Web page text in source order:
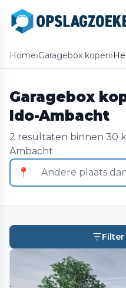
Home›Garagebox kopen›
Garagebox
Ido-Ambacht
2 resultaten binnen 30
Ambacht
📍